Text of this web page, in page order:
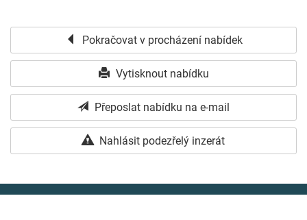
Pokračovat v procházení nabídek
Vytisknout nabídku
Přeposlat nabídku na e-mail
Nahlásit podezřelý inzerát